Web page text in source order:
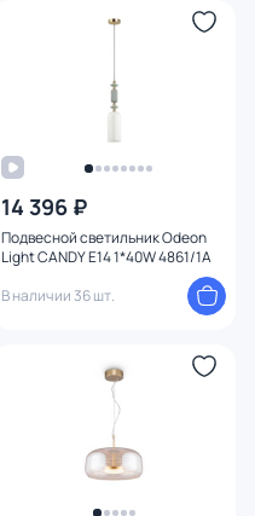
14 396 ₽
Подвесной светильник Odeon
Light CANDY E14 1*40W 4861/1A
В наличии 36 шт.